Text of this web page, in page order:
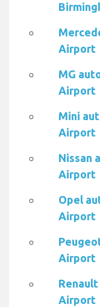
Airport
MG
Airport
Mini
Airport
Nissan
Airport
Opel
Airport
Airport
Airport